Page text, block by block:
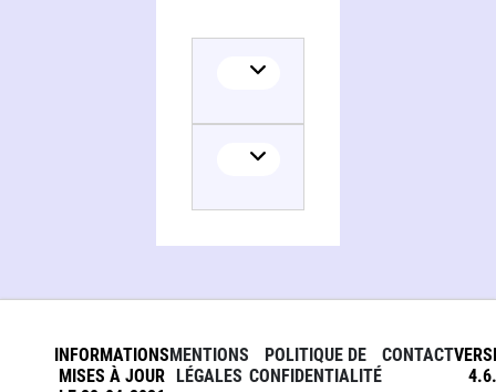
INFORMATIONS
MISES À JOUR
MENTIONS
LÉGALES
POLITIQUE DE
CONFIDENTIALITÉ
CONTACT